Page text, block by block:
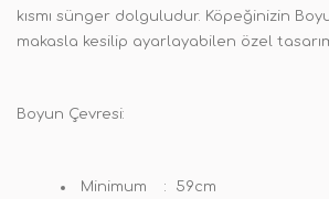
kısmı sünger dolguludur. Köpeğinizin
makasla kesilip ayarlayabilen özel
Boyun Çevresi:
Minimum : 59cm